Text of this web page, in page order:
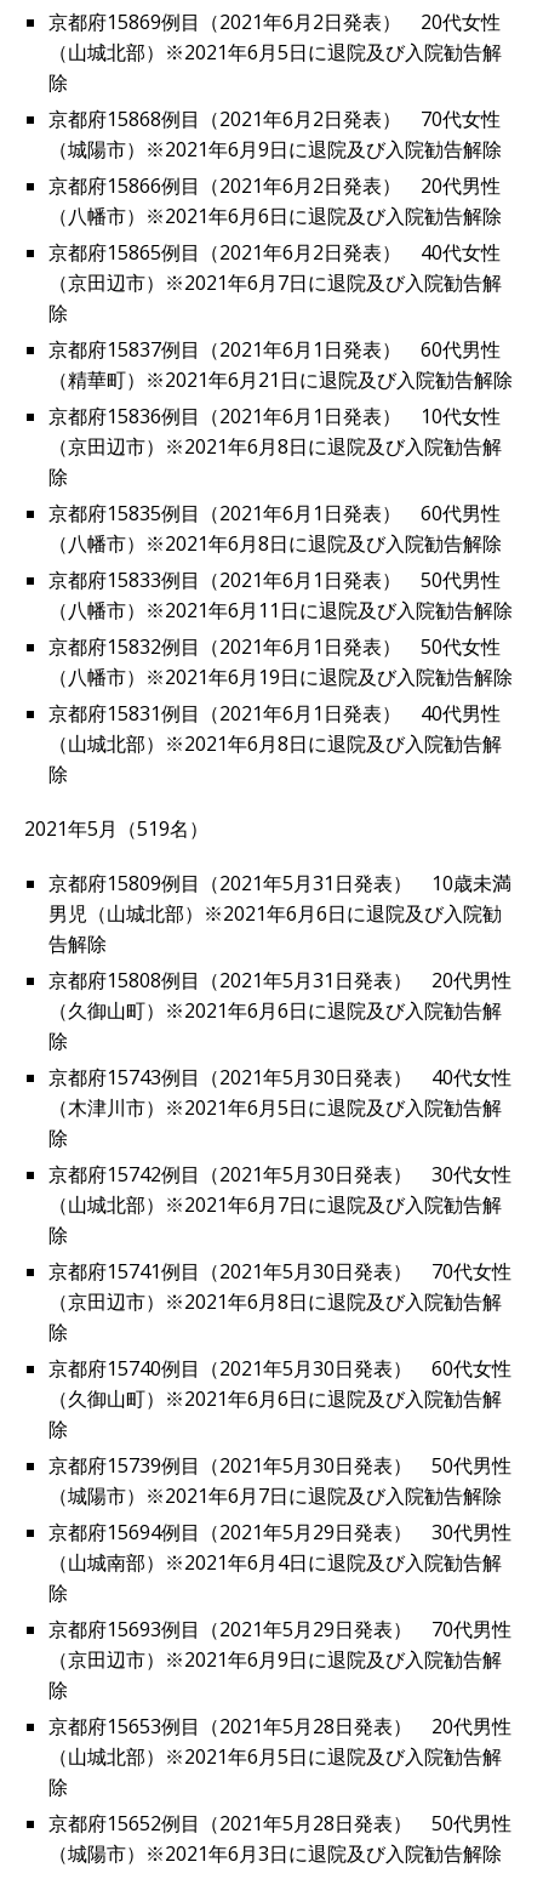
京都府15869例目（2021年6月2日発表） 20代女性
（山城北部）※2021年6月5日に退院及び入院勧告解
除
京都府15868例目（2021年6月2日発表） 70代女性
（城陽市）※2021年6月9日に退院及び入院勧告解除
京都府15866例目（2021年6月2日発表） 20代男性
（八幡市）※2021年6月6日に退院及び入院勧告解除
京都府15865例目（2021年6月2日発表） 40代女性
（京田辺市）※2021年6月7日に退院及び入院勧告解
除
京都府15837例目（2021年6月1日発表） 60代男性
（精華町）※2021年6月21日に退院及び入院勧告解除
京都府15836例目（2021年6月1日発表） 10代女性
（京田辺市）※2021年6月8日に退院及び入院勧告解
除
京都府15835例目（2021年6月1日発表） 60代男性
（八幡市）※2021年6月8日に退院及び入院勧告解除
京都府15833例目（2021年6月1日発表） 50代男性
（八幡市）※2021年6月11日に退院及び入院勧告解除
京都府15832例目（2021年6月1日発表） 50代女性
（八幡市）※2021年6月19日に退院及び入院勧告解除
京都府15831例目（2021年6月1日発表） 40代男性
（山城北部）※2021年6月8日に退院及び入院勧告解
除
2021年5月（519名）
京都府15809例目（2021年5月31日発表） 10歳未満
男児（山城北部）※2021年6月6日に退院及び入院勧
告解除
京都府15808例目（2021年5月31日発表） 20代男性
（久御山町）※2021年6月6日に退院及び入院勧告解
除
京都府15743例目（2021年5月30日発表） 40代女性
（木津川市）※2021年6月5日に退院及び入院勧告解
除
京都府15742例目（2021年5月30日発表） 30代女性
（山城北部）※2021年6月7日に退院及び入院勧告解
除
京都府15741例目（2021年5月30日発表） 70代女性
（京田辺市）※2021年6月8日に退院及び入院勧告解
除
京都府15740例目（2021年5月30日発表） 60代女性
（久御山町）※2021年6月6日に退院及び入院勧告解
除
京都府15739例目（2021年5月30日発表） 50代男性
（城陽市）※2021年6月7日に退院及び入院勧告解除
京都府15694例目（2021年5月29日発表） 30代男性
（山城南部）※2021年6月4日に退院及び入院勧告解
除
京都府15693例目（2021年5月29日発表） 70代男性
（京田辺市）※2021年6月9日に退院及び入院勧告解
除
京都府15653例目（2021年5月28日発表） 20代男性
（山城北部）※2021年6月5日に退院及び入院勧告解
除
京都府15652例目（2021年5月28日発表） 50代男性
（城陽市）※2021年6月3日に退院及び入院勧告解除